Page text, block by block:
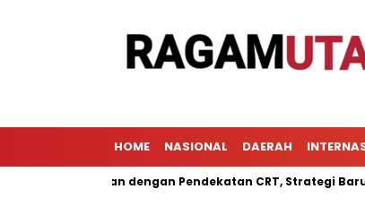
HOME NASIONAL DAERAH
Pembelajaran dengan Pendekatan CRT, Strategi Baru